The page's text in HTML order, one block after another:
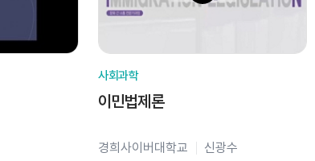
사회과학
이민법제론
경희사이버대학교 신광수